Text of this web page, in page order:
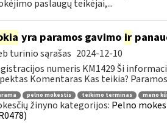
paslaugų teikėjai,...
yra paramos gavimo ir
turinio sąrašas 2024-12-10
numeris KM1429 Ši
Komentaras Kas teikia?
pelno mokestis teikimo terminas meno
žinyno kategorijos: Pelno